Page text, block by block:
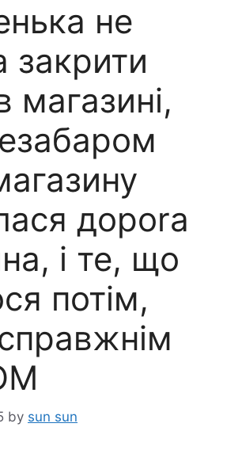
не
закрити
магазині,
дороrа
і те, що
потім,
by sun sun